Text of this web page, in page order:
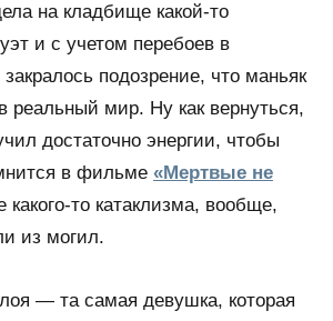
на кладбище какой-то
и с учетом перебоев в
закралось подозрение, что маньяк
реальный мир. Ну как вернуться,
достаточно энергии, чтобы
в фильме «Мертвые не
какого-то катаклизма, вообще,
из могил.
— та самая девушка, которая